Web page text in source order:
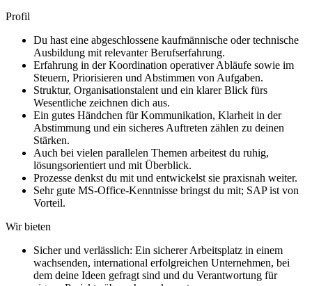
Profil
Du hast eine abgeschlossene kaufmännische oder technische
Ausbildung mit relevanter Berufserfahrung.
Erfahrung in der Koordination operativer Abläufe sowie im
Steuern, Priorisieren und Abstimmen von Aufgaben.
Struktur, Organisationstalent und ein klarer Blick fürs
Wesentliche zeichnen dich aus.
Ein gutes Händchen für Kommunikation, Klarheit in der
Abstimmung und ein sicheres Auftreten zählen zu deinen
Stärken.
Auch bei vielen parallelen Themen arbeitest du ruhig,
lösungsorientiert und mit Überblick.
Prozesse denkst du mit und entwickelst sie praxisnah weiter.
Sehr gute MS-Office-Kenntnisse bringst du mit; SAP ist von
Vorteil.
Wir bieten
Sicher und verlässlich: Ein sicherer Arbeitsplatz in einem
wachsenden, international erfolgreichen Unternehmen, bei
dem deine Ideen gefragt sind und du Verantwortung für